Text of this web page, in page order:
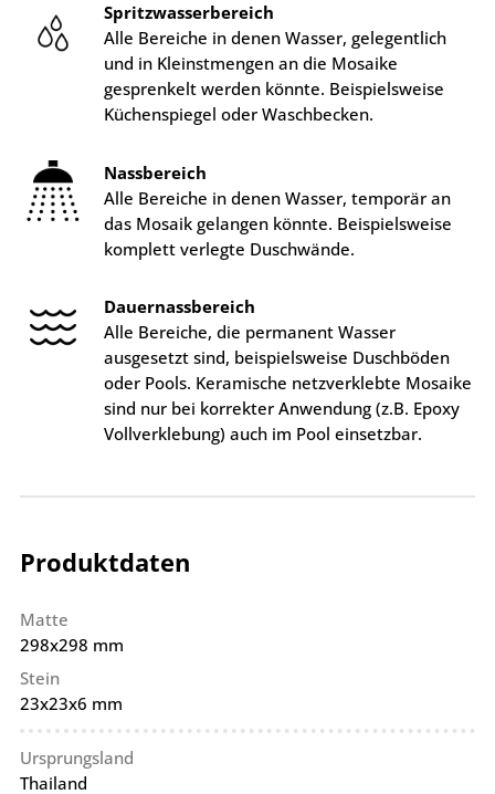
Spritzwasserbereich
Alle Bereiche in denen Wasser, gelegentlich
und in Kleinstmengen an die Mosaike
gesprenkelt werden könnte. Beispielsweise
Küchenspiegel oder Waschbecken.
Nassbereich
Alle Bereiche in denen Wasser, temporär an
das Mosaik gelangen könnte. Beispielsweise
komplett verlegte Duschwände.
Dauernassbereich
Alle Bereiche, die permanent Wasser
ausgesetzt sind, beispielsweise Duschböden
oder Pools. Keramische netzverklebte Mosaike
sind nur bei korrekter Anwendung (z.B. Epoxy
Vollverklebung) auch im Pool einsetzbar.
Produktdaten
Matte
298x298 mm
Stein
23x23x6 mm
Ursprungsland
Thailand